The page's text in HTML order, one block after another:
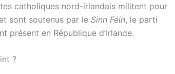
catholiques nord-irlandais militent pour
sont soutenus par le Sinn Féin, le parti
présent en République d’Irlande.
?